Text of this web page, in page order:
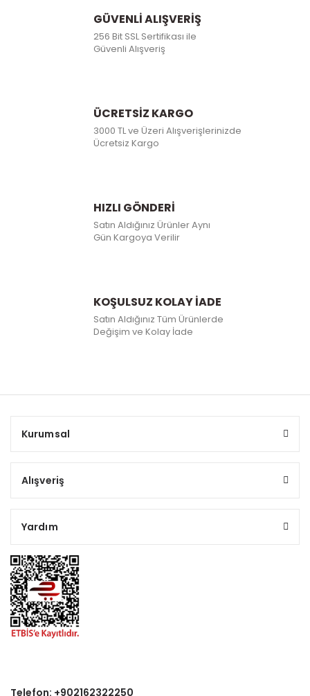
GÜVENLİ ALIŞVERİŞ
256 Bit SSL Sertifikası ile
Güvenli Alışveriş
ÜCRETSİZ KARGO
3000 TL ve Üzeri Alışverişlerinizde
Ücretsiz Kargo
HIZLI GÖNDERİ
Satın Aldığınız Ürünler Aynı
Gün Kargoya Verilir
KOŞULSUZ KOLAY İADE
Satın Aldığınız Tüm Ürünlerde
Değişim ve Kolay İade
Kurumsal
Alışveriş
Yardım
Telefon: +902162322250